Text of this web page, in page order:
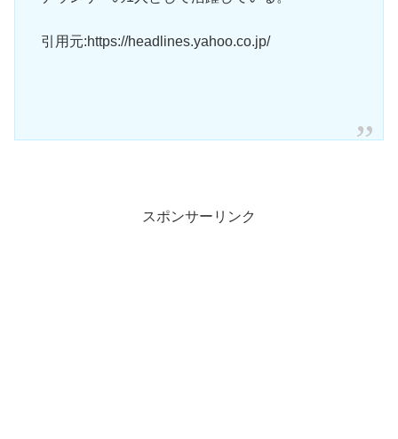
引用元:https://headlines.yahoo.co.jp/
スポンサーリンク